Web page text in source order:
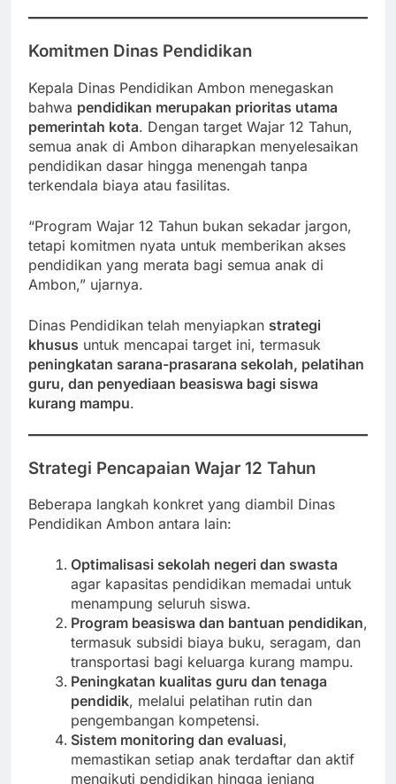
Komitmen Dinas Pendidikan
Kepala Dinas Pendidikan Ambon menegaskan
bahwa pendidikan merupakan prioritas utama
pemerintah kota. Dengan target Wajar 12 Tahun,
semua anak di Ambon diharapkan menyelesaikan
pendidikan dasar hingga menengah tanpa
terkendala biaya atau fasilitas.
“Program Wajar 12 Tahun bukan sekadar jargon,
tetapi komitmen nyata untuk memberikan akses
pendidikan yang merata bagi semua anak di
Ambon,” ujarnya.
Dinas Pendidikan telah menyiapkan strategi
khusus untuk mencapai target ini, termasuk
peningkatan sarana-prasarana sekolah, pelatihan
guru, dan penyediaan beasiswa bagi siswa
kurang mampu.
Strategi Pencapaian Wajar 12 Tahun
Beberapa langkah konkret yang diambil Dinas
Pendidikan Ambon antara lain:
Optimalisasi sekolah negeri dan swasta
agar kapasitas pendidikan memadai untuk
menampung seluruh siswa.
Program beasiswa dan bantuan pendidikan,
termasuk subsidi biaya buku, seragam, dan
transportasi bagi keluarga kurang mampu.
Peningkatan kualitas guru dan tenaga
pendidik, melalui pelatihan rutin dan
pengembangan kompetensi.
Sistem monitoring dan evaluasi,
memastikan setiap anak terdaftar dan aktif
mengikuti pendidikan hingga jenjang